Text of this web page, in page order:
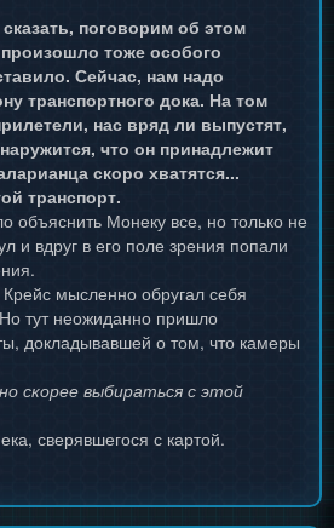
поговорим об этом
тоже особого
Сейчас, нам надо
транспортного дока. На том
нас вряд ли выпустят,
что он принадлежит
скоро хватятся...
транспорт.
объяснить Монеку все, но только не
и вдруг в его поле зрения попали
мысленно обругал себя
тут неожиданно пришло
докладывавшей о том, что камеры
скорее выбираться с этой
сверявшегося с картой.